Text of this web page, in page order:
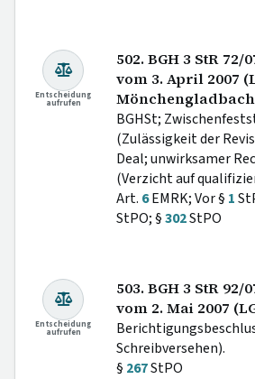
Entscheidung
aufrufen
502. BGH 3 StR 72/
vom 3. April 2007
BGHSt;
(Zulässigkeit der
Deal; unwirksamer
(Verzicht auf
Art. 6EMRK; Vor § 1
StPO; §302StPO
Entscheidung
aufrufen
503. BGH 3 StR 92/
vom 2. Mai 2007
Schreibversehen).
§ 267StPO